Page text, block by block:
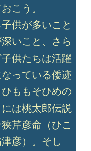
こう。
供が多いこと
いこと、さら
供たちは活躍
っている倭迹
ももそひめの
は桃太郎伝説
芹彦命（ひこ
彦）。そし